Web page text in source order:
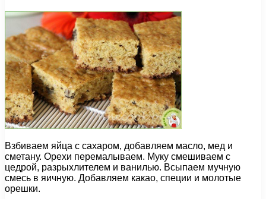
Взбиваем яйца с сахаром, добавляем масло, мед и
сметану. Орехи перемалываем. Муку смешиваем с
цедрой, разрыхлителем и ванилью. Всыпаем мучную
смесь в яичную. Добавляем какао, специи и молотые
орешки.